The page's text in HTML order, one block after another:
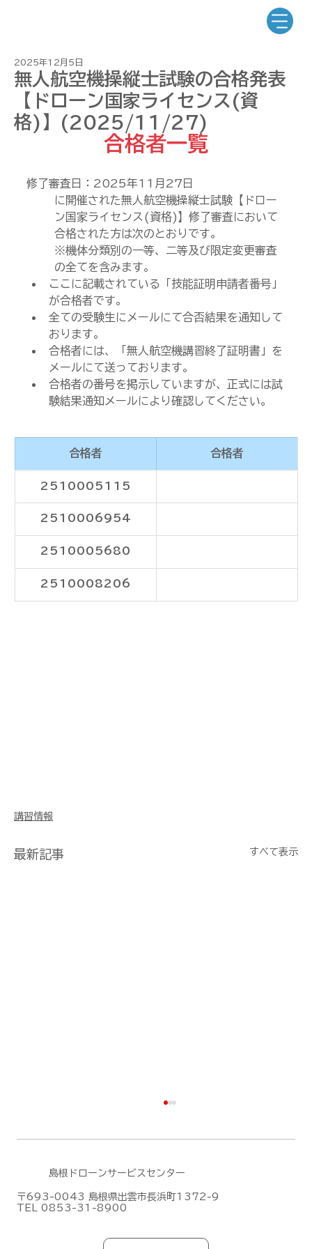
無人航空機操縦士試験の合格発表
【ドローン国家ライセンス(資
格)】(2025/11/27)
2025年12月5日
合格者一覧
修了審査日：2025年11 月27日
に開催された無人航空機操縦士試験【ドロー
ン国家ライセンス(資格)】修了審査において
合格された方は次のとおりです。
※機体分類別の一等、二等及び限定変更審査
の全てを含みます。
ここに記載されている「技能証明申請者番号」
が合格者です。
全ての受験生にメールにて合否結果を通知して
おります。
合格者には、「無人航空機講習終了証明書」を
メールにて送っております。
合格者の番号を掲示していますが、正式には試
験結果通知メールにより確認してください。
合格者 合格者
2510005115
2510006954
2510005680
2510008206
講習情報
最新記事 すべて表示
島根ドローンサービスセンター
〒693-0043 島根県出雲市長浜町1372-9
TEL 0853-31-8900